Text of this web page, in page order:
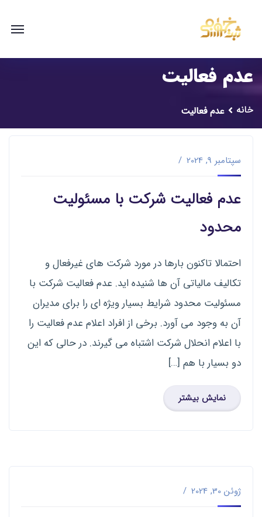
عدم فعالیت
خانه عدم فعالیت
سپتامبر 9, 2024
عدم فعالیت شرکت با مسئولیت
محدود
احتمالا تاکنون بارها در مورد شرکت های غیرفعال و
تکالیف مالیاتی آن ها شنیده اید. عدم فعالیت شرکت با
مسئولیت محدود شرایط بسیار ویژه ای را برای مدیران
آن به وجود می آورد. برخی از افراد اعلام عدم فعالیت را
با اعلام انحلال شرکت اشتباه می گیرند. در حالی که این
دو بسیار با هم […]
نمایش بیشتر
ژوئن 30, 2024